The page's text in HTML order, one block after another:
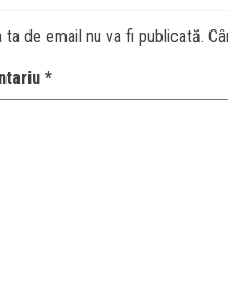
ta de email nu va fi publicată.
*